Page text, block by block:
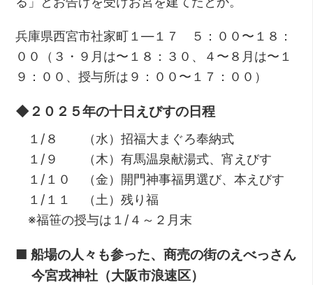
兵庫県西宮市社家町１―１７ ５：００〜１８：
００（３・９月は〜１８：３０、４〜８月は〜１
９：００、授与所は９：００〜１７：００）
◆２０２５年の十日えびすの日程
１/８ （水）招福大まぐろ奉納式
１/９ （木）有馬温泉献湯式、宵えびす
１/１０ （金）開門神事福男選び、本えびす
１/１１ （土）残り福
※福笹の授与は１/４～２月末
■ 船場の人々も参った、商売の街のえべっさん
今宮戎神社（大阪市浪速区）